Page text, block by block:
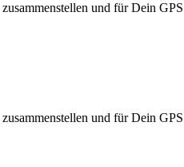
und für Dein
und für Dein